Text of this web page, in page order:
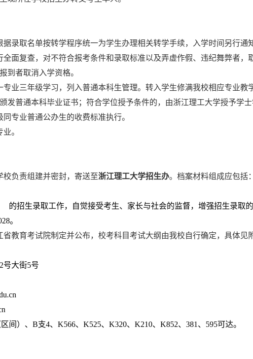
录取名单按转学程序统一为学生办理相关转学手续，入学时间另行通
全面复查，对不符合报考条件和录取标准以及弄虚作假、违纪舞弊者，
到者取消入学资格。
专业三年级学习，列入普通本科生管理。转入学生修满我校相应专业教
发普通本科毕业证书；符合学位授予条件的，由浙江理工大学授予学士
专业普通公办生的收费标准执行。
。
负责组建并密封，寄送至浙江理工大学招生办。档案材料组成应包括
的招生录取工作，自觉接受考生、家长与社会的监督，增强招生录取
。
教育考试院制定并公布，校考科目考试大纲由我校自行确定，具体见
2号大街5号
区间）、 B支4、 K566、 K525、 K320、 K210、 K852、 381 、 595可达。